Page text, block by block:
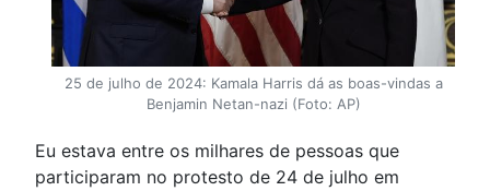
25 de julho de 2024: Kamala Harris dá as boas-vindas a
Benjamin Netan-nazi (Foto: AP)
Eu estava entre os milhares de pessoas que
participaram no protesto de 24 de julho em